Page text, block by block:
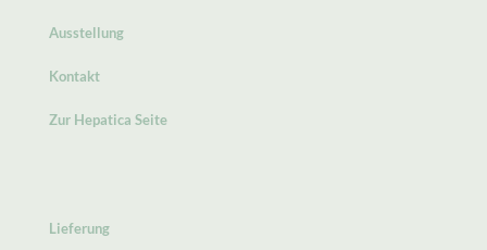
Ausstellung
Kontakt
Zur Hepatica Seite
Lieferung